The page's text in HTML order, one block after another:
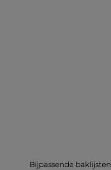
Bijpassende baklijsten